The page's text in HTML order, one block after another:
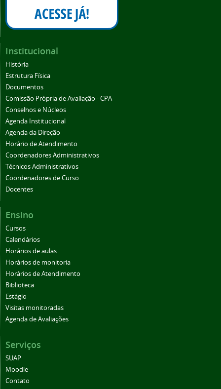
Institucional
História
Estrutura Física
Documentos
Comissão Própria de Avaliação - CPA
Conselhos e Núcleos
Agenda Institucional
Agenda da Direção
Horário de Atendimento
Coordenadores Administrativos
Técnicos Administrativos
Coordenadores de Curso
Docentes
Ensino
Cursos
Calendários
Horários de aulas
Horários de monitoria
Horários de Atendimento
Biblioteca
Estágio
Visitas monitoradas
Agenda de Avaliações
Serviços
SUAP
Moodle
Contato